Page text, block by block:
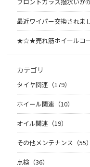
最近ワイパー交換されま
★☆★売れ筋ホイールコ
カテゴリ
タイヤ関連（179）
ホイール関連（10）
オイル関連（19）
その他メンテナンス（55）
点検（36）